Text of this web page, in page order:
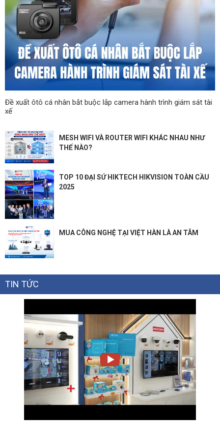
Đề xuất ôtô cá nhân bắt buộc lắp camera hành trình giám sát tài
xế
MESH WIFI VÀ ROUTER WIFI KHÁC NHAU NHƯ
THẾ NÀO?
TOP 10 ĐẠI SỨ HIKTECH HIKVISION TOÀN CẦU
2025
MUA CÔNG NGHỆ TẠI VIỆT HÀN LÀ AN TÂM
TIN TỨC